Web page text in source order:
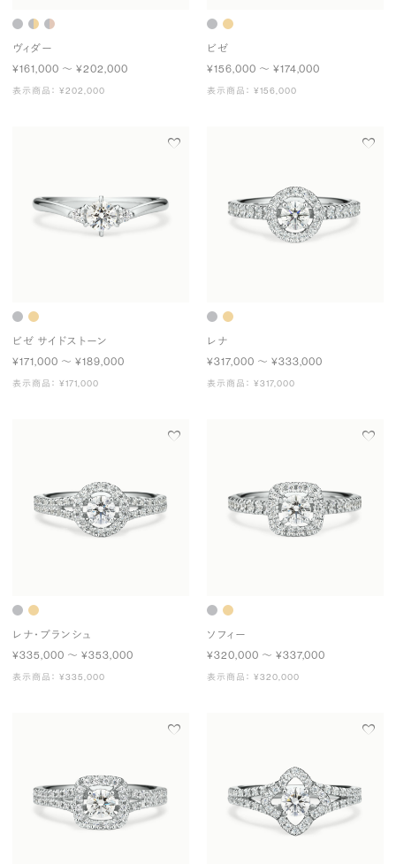
ヴィダー
¥161,000 〜 ¥202,000
表示商品： ¥202,000
ビゼ
¥156,000 〜 ¥174,000
表示商品： ¥156,000
ビゼ サイドストーン
¥171,000 〜 ¥189,000
表示商品： ¥171,000
レナ
¥317,000 〜 ¥333,000
表示商品： ¥317,000
レナ・ブランシュ
¥335,000 〜 ¥353,000
表示商品： ¥335,000
ソフィー
¥320,000 〜 ¥337,000
表示商品： ¥320,000